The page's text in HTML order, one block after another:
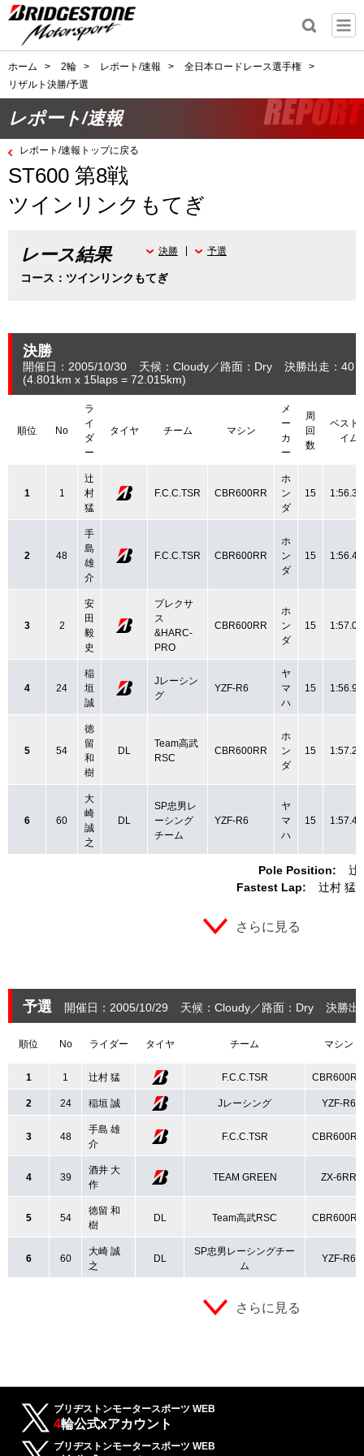
ホーム > 2輪 > レポート/速報 > 全日本ロードレース選手権
>
リザルト決勝/予選
レポート/速報
レポート/速報トップに戻る
ST600 第8戦
ツインリンクもてぎ
レース結果
コース：ツインリンクもてぎ
決勝 予選
決勝
開催日：2005/10/30 天候：Cloudy 路面：Dry
決勝出走：40
(4.801 km x 15laps = 72.015km)
順位 No
ラ
イ
ダ
ー
タイヤ チーム マシン
メ
ー
カ
ー
周
回
数
ベスト
イム
Pole Position:
辻
Fastest Lap:
辻村 猛
1 1
辻
村
猛
F.C.C.TSR CBR600RR
ホ
ン
ダ
15
2 48
手
島
雄
介
F.C.C.TSR CBR600RR
ホ
ン
ダ
15
3 2
安
田
毅
史
プレクサ
ス
&HARC-
PRO
CBR600RR
ホ
ン
ダ
15
4 24
稲
垣
誠
Jレーシン
グ
YZF-R6
ヤ
マ
ハ
15
5 54
徳
留
和
樹
DL
Team高武
RSC
CBR600RR
ホ
ン
ダ
15
6 60
大
崎
誠
之
DL
SP忠男レ
ーシング
チーム
YZF-R6
ヤ
マ
ハ
15
さらに見る
予選 開催日：2005/10/29 天候：Cloudy 路面：Dry 決勝出
順位 No ライダー タイヤ チーム マシン
1 1 辻村 猛 F.C.C.TSR CBR600RR
2 24 稲垣 誠 Jレーシング YZF-R6
3 48
手島 雄
介
F.C.C.TSR CBR600RR
4 39
酒井 大
作
TEAM GREEN ZX-6RR
5 54
徳留 和
樹
DL Team高武RSC CBR600RR
6 60
大崎 誠
之
DL
SP忠男レーシングチー
ム
YZF-R6
さらに見る
ブリヂストンモータースポーツ WEB
4輪公式xアカウント
ブリヂストンモータースポーツ WEB